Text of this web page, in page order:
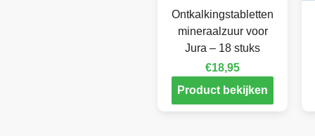
Ontkalkingstabletten
mineraalzuur voor
Jura – 18 stuks
€18,95
Product bekijken